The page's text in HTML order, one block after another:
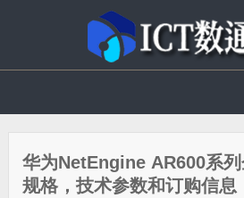
华为NetEngine AR600系
规格，技术参数和订购信息